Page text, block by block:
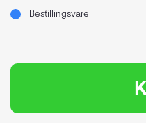
Bestillingsvare